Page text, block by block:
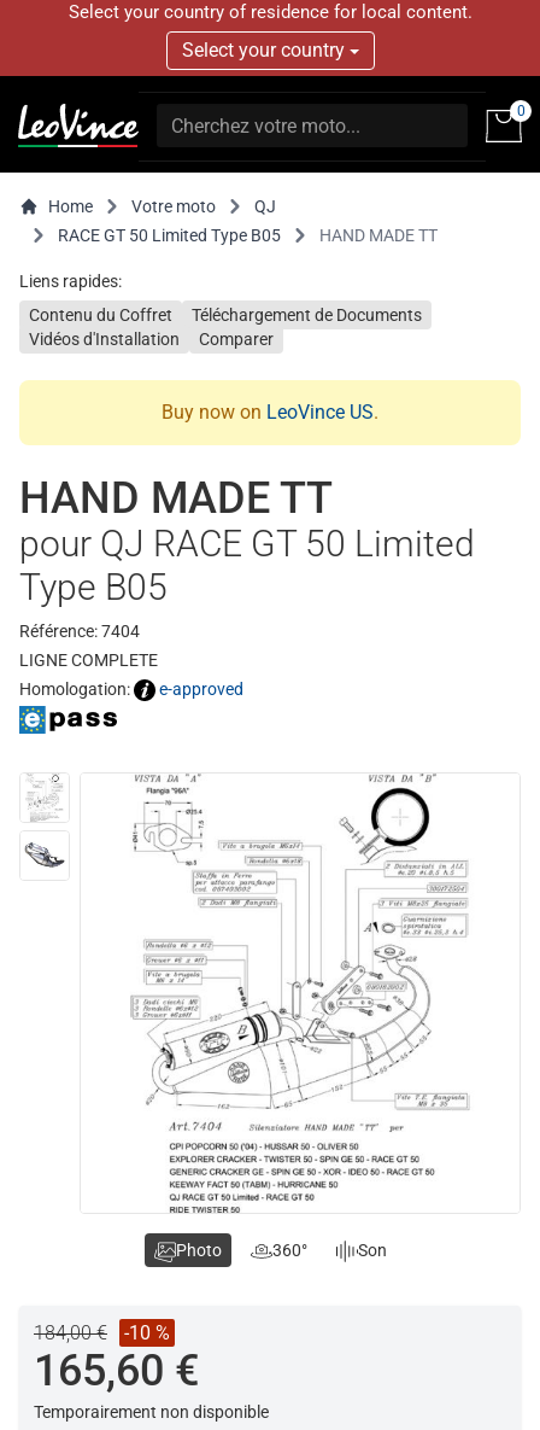
Select your country of residence for local content.
Select your country
0
Home Votre moto
QJ
RACE GT 50 Limited Type B05
HAND MADE TT
Liens rapides:
Contenu du Coffret
Téléchargement de Documents
Vidéos d'Installation
Comparer
Buy now on LeoVince US.
HAND MADE TT
pour QJ RACE GT 50 Limited
Type B05
Référence: 7404
LIGNE COMPLETE
Homologation:
e-approved
184,00 € -10 %
165,60 €
Temporairement non disponible
Photo 360° Son